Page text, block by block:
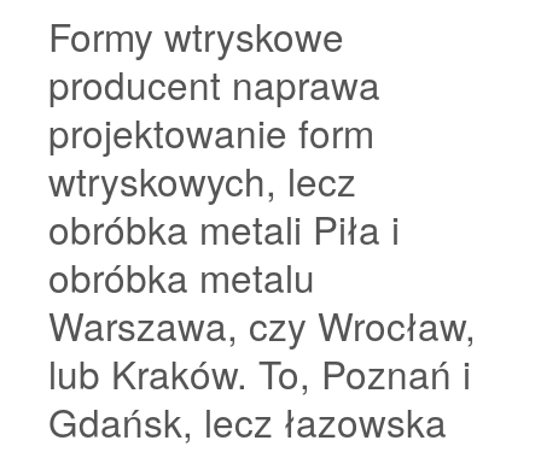
Formy wtryskowe
producent naprawa
projektowanie form
wtryskowych, lecz
obróbka metali Piła i
obróbka metalu
Warszawa, czy Wrocław,
lub Kraków. To, Poznań i
Gdańsk, lecz łazowska